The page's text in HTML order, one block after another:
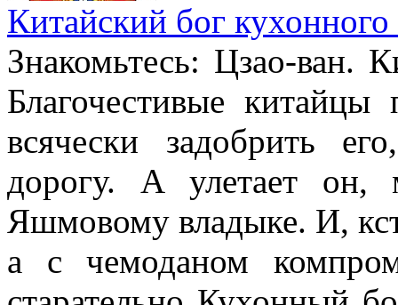
Китайский бог кухонного
Знакомьтесь: Цзао-ван.
Благочестивые
всячески задобрить
дорогу. А улетает
Яшмовому владыке. И,
а с чемоданом